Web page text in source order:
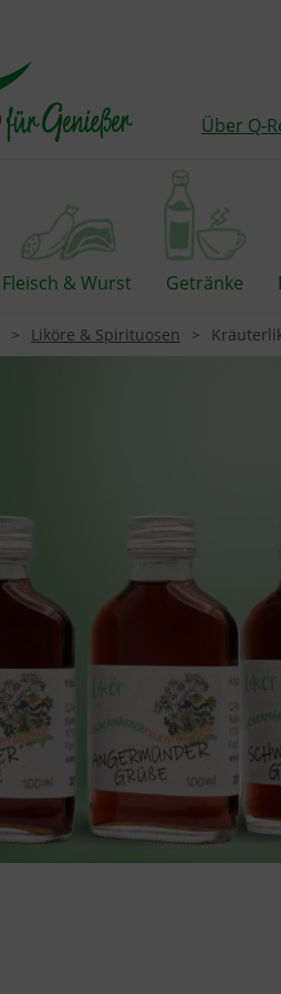
Über Q-
Fleisch & Wurst Getränke
Liköre & Spirituosen